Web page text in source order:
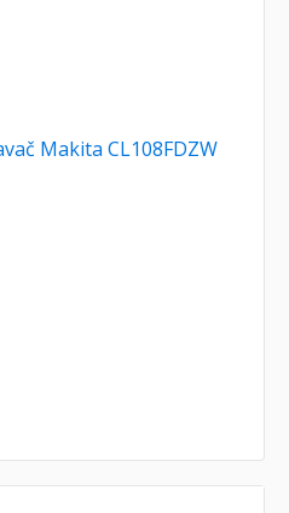
Makita CL108FDZW